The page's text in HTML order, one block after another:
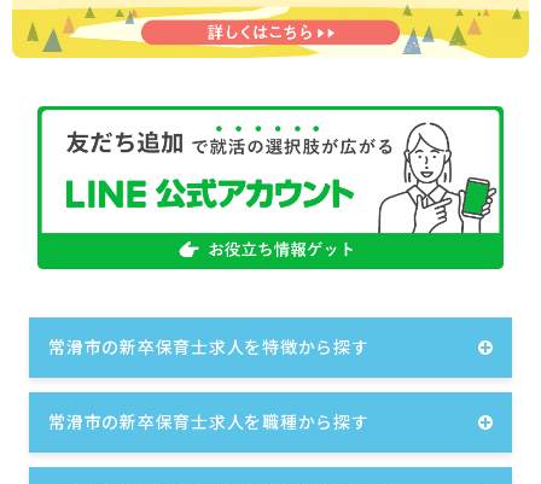
常滑市の新卒保育士求人を特徴から探す
常滑市の新卒保育士求人を職種から探す